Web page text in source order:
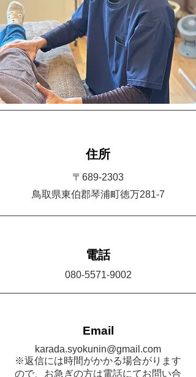
住所
〒689-2303
​鳥取県東伯郡琴浦町徳万281-7
​電話
080-5571-9002
Email
karada.syokunin@gmail.com
※返信には時間がかかる場合がります
ので、お急ぎの方は電話にてお問い合